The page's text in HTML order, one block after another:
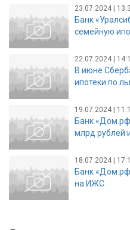
23.07.2024 |
Банк
семейную
22.07.2024 |
В июне
ипотеки по
19.07.2024 |
Банк
млрд рублей
18.07.2024 |
Банк
на ИЖС